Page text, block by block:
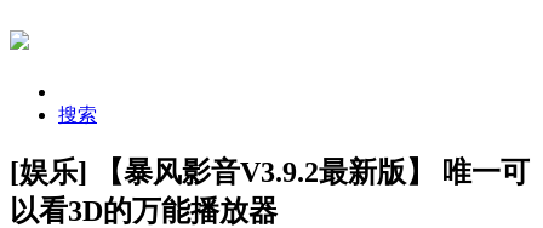
搜索
[娱乐] 【暴风影音V3.9.2最新版】 唯一可
以看3D的万能播放器